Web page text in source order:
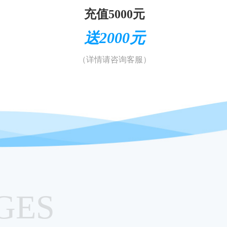
充值5000元
送2000元
（详情请咨询客服）